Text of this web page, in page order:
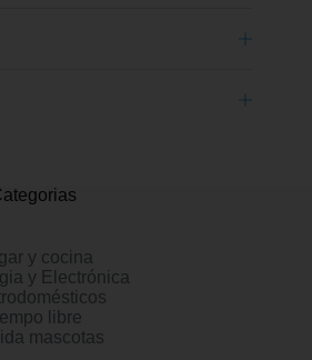
y cocina
y Electrónica
libre
mascotas